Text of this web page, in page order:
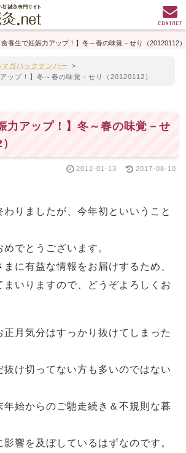
食養生で妊娠力アップ！】冬～春の味覚－せり（20120112）
マガバックナンバー
>
ップ！】冬～春の味覚－せり（20120112）
力アップ！】冬～春の味覚－せ
2012-01-13 2017-08-10
りましたが、今年初といいうこと
でとうございます。
に有益な情報をお届けするため、
まいりますので、どうぞよろしくお
正月気分はすっかり抜けてしまった
抜け切ってない方も多いのではない
年始からのご馳走続き＆不規則な暮
響を及ぼしているはずなのです。
CONTACT